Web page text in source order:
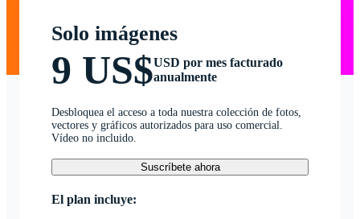
Solo imágenes
9 US$USD por mes facturado
anualmente
Desbloquea el acceso a toda nuestra colección de fotos,
vectores y gráficos autorizados para uso comercial.
Vídeo no incluido.
Suscríbete ahora
El plan incluye: